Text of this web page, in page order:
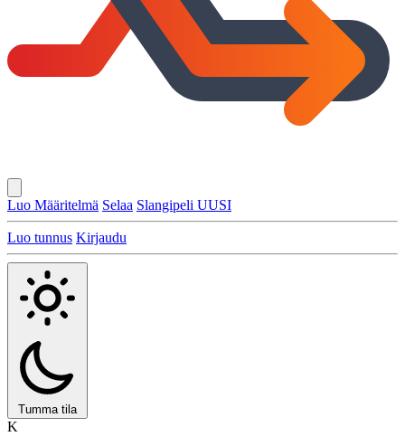
Luo Määritelmä Selaa Slangipeli UUSI
Luo tunnus Kirjaudu
Tumma tila
K